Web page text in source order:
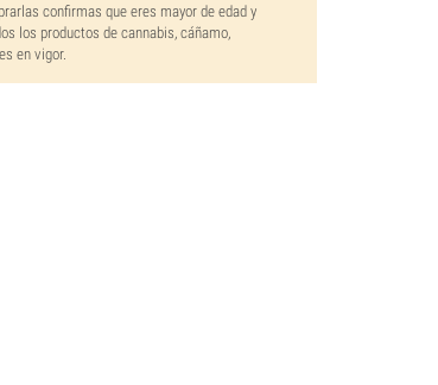
confirmas que eres mayor de edad y
los productos de cannabis, cáñamo,
en vigor.